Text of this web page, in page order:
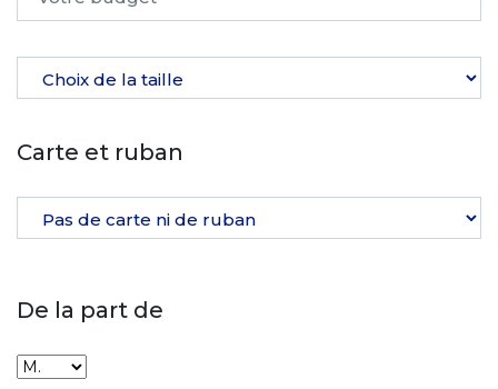
Carte et ruban
De la part de